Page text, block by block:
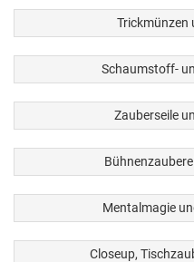
Trickmünzen
Schaumstoff-
Zauberseile
Mentalmagie
Closeup,